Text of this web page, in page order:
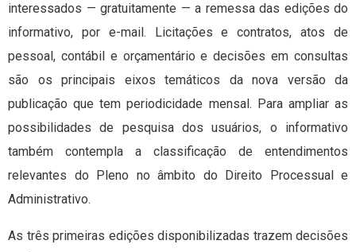
interessados — gratuitamente — a remessa das edições do
informativo, por e-mail. Licitações e contratos, atos de
pessoal, contábil e orçamentário e decisões em consultas
são os principais eixos temáticos da nova versão da
publicação que tem periodicidade mensal. Para ampliar as
possibilidades de pesquisa dos usuários, o informativo
também contempla a classificação de entendimentos
relevantes do Pleno no âmbito do Direito Processual e
Administrativo.
As três primeiras edições disponibilizadas trazem decisões